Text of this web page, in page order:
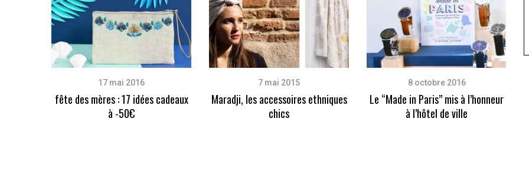
17 mai 2016
fête des mères : 17 idées cadeaux
à -50€
7 mai 2015
Maradji, les accessoires ethniques
chics
8 octobre 2016
Le “Made in Paris” mis à l’honneur
à l’hôtel de ville